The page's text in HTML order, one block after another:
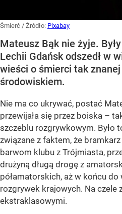
Śmierć / Źródło: Pixabay
Mateusz Bąk nie żyje.
Lechii Gdańsk odszedł w
wieści o śmierci tak
środowiskiem.
Nie ma co ukrywać, postać
przewijała się przez boiska –
szczeblu rozgrywkowym. Było
związane z faktem, że
barwom klubu z Trójmiasta,
drużyną długą drogę z
półamatorskich, aż w końcu
rozgrywek krajowych. Na czele
ekstraklasowymi.